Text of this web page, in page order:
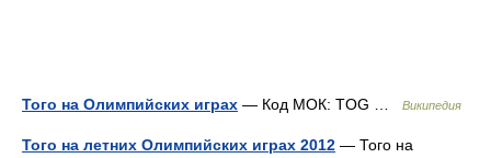
Того на Олимпийских играх — Код МОК: TOG … Википедия
Того на летних Олимпийских играх 2012 — Того на